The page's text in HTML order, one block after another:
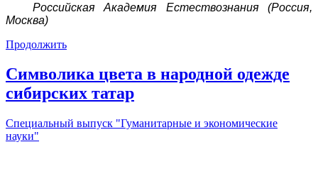
Российская Академия Естествознания (Россия,
Москва)
Продолжить
Символика цвета в народной одежде
сибирских татар
Специальный выпуск "Гуманитарные и экономические
науки"